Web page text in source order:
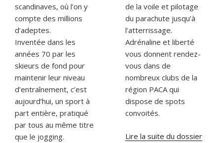
scandinaves, où l’on y
compte des millions
d’adeptes.
Inventée dans les
années 70 par les
skieurs de fond pour
maintenir leur niveau
d’entraînement, c’est
aujourd’hui, un sport à
part entière, pratiqué
par tous au même titre
que le jogging.
de la voile et pilotage
du parachute jusqu’à
l’atterrissage.
Adrénaline et liberté
vous donnent rendez-
vous dans de
nombreux clubs de la
région PACA qui
dispose de spots
convoités.
Lire la suite du dossier